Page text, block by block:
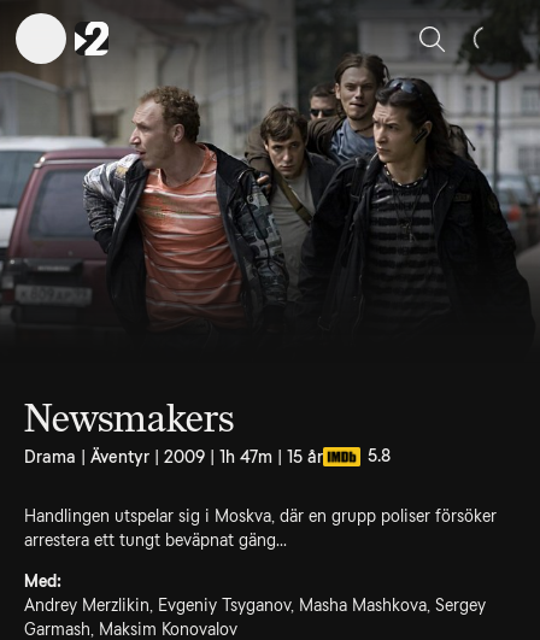
Sök
Newsmakers
Drama | Äventyr | 2009 | 1h 47m | 15 år 5.8
Handlingen utspelar sig i Moskva, där en grupp poliser försöker
arrestera ett tungt beväpnat gäng...
Med:
Andrey Merzlikin, Evgeniy Tsyganov, Masha Mashkova, Sergey
Garmash, Maksim Konovalov